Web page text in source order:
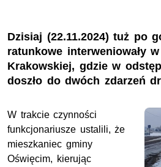
Dzisiaj (22.11.2024) tuż po
ratunkowe interweniowały
Krakowskiej, gdzie w
doszło do dwóch zdarzeń
W trakcie czynności
funkcjonariusze ustalili, że
mieszkaniec gminy
Oświęcim, kierując